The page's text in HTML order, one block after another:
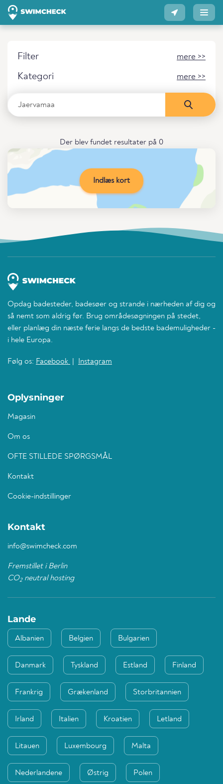
Filter mere >>
Kategori mere >>
Der blev fundet resultater på 0
Indlæs kort
Opdag badesteder, badesøer og strande i nærheden af dig og
så nemt som aldrig før. Brug områdesøgningen på stedet,
eller planlæg din næste ferie langs de bedste bademuligheder -
i hele Europa.
Følg os: Facebook Instagram
Oplysninger
Magasin
Om os
OFTE STILLEDE SPØRGSMÅL
Kontakt
Cookie-indstillinger
Kontakt
info@swimcheck.com
Fremstillet i Berlin
CO2neutral hosting
Lande
Albanien Belgien Bulgarien
Danmark Tyskland Estland Finland
Frankrig Grækenland Storbritannien
Irland Italien Kroatien Letland
Litauen Luxembourg Malta
Nederlandene Østrig Polen